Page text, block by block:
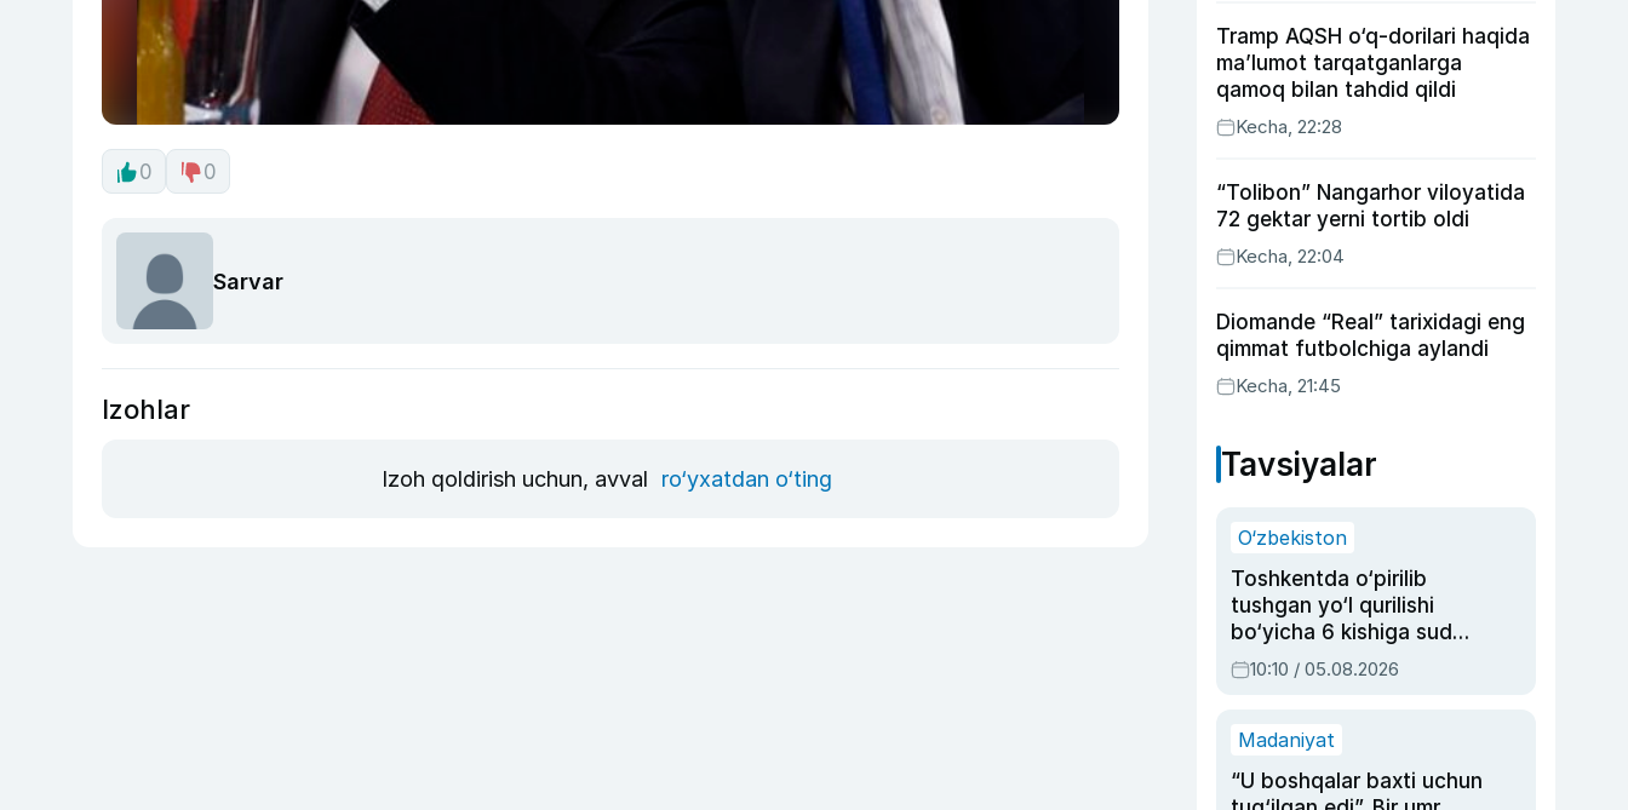
0 0
Sarvar
Izohlar
Izoh qoldirish uchun, avval ro‘yxatdan o‘ting
Tramp AQSH o‘q-dorilari haqida
ma’lumot tarqatganlarga
qamoq bilan tahdid qildi
Kecha, 22:28
“Tolibon” Nangarhor viloyatida
72 gektar yerni tortib oldi
Kecha, 22:04
Diomande “Real” tarixidagi eng
qimmat futbolchiga aylandi
Kecha, 21:45
Tavsiyalar
O‘zbekiston
Toshkentda o‘pirilib
tushgan yo‘l qurilishi
bo‘yicha 6 kishiga sud
hukmi o‘qildi
10:10 / 05.08.2026
Madaniyat
“U boshqalar baxti uchun